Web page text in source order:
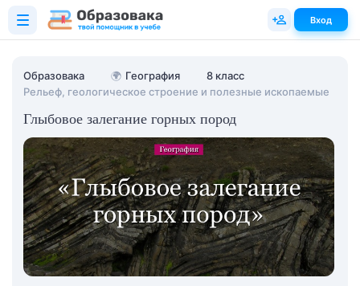
Образовака 🌍 География
8 класс
Рельеф, геологическое строение и полезные ископаемые
Глыбовое залегание горных пород
Вход